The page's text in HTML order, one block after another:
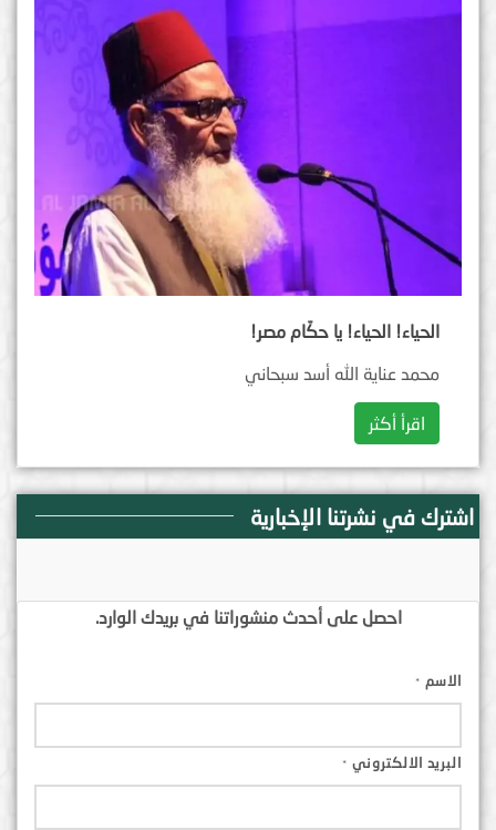
الحياء! الحياء! يا حكّام مصر!
محمد عناية الله أسد سبحاني
اقرأ أكثر
اشترك في نشرتنا الإخبارية
احصل على أحدث منشوراتنا في بريدك الوارد.
الاسم *
البريد الالكتروني *